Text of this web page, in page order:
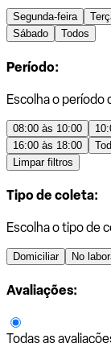
Segunda-feira
Sábado
Todos
Período:
Escolha o período
08:00 às 10:00
16:00 às 18:00
Limpar filtros
Tipo de coleta:
Escolha o tipo de
Domiciliar No
Avaliações:
Todas as